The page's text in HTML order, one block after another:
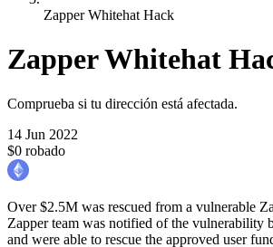
Zapper Whitehat Hack
Zapper Whitehat
Comprueba si tu dirección está afectada.
14 Jun 2022
$0 robado
Over $2.5M was rescued from a vulnerable
Zapper team was notified of the vulnerability
and were able to rescue the approved user